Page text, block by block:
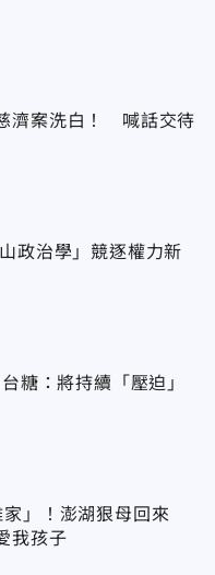
濟案洗白！ 喊話交待
政治學」競逐權力新
糖：將持續「壓迫」
」！澎湖狠母回來
我孩子